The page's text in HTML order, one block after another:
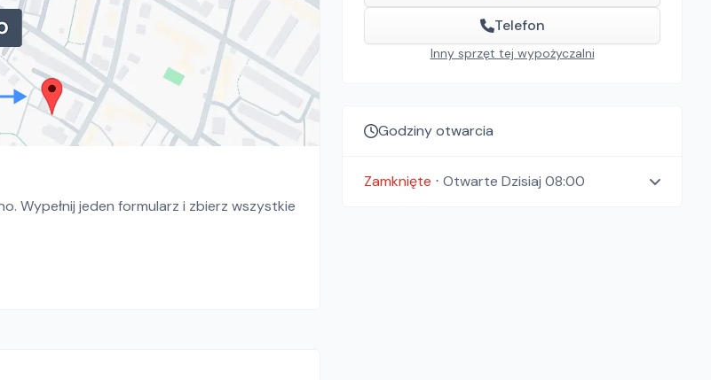
Telefon
Inny sprzęt tej wypożyczalni
Godziny otwarcia
Zamknięte ⋅ Otwarte Dzisiaj 08:00
Wypełnij jeden formularz i zbierz wszystkie